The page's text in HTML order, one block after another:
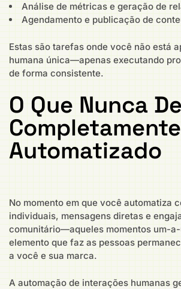
Análise de métricas e geração de
Agendamento e publicação de
Estas são tarefas onde você não está
humana única—apenas executando
de forma consistente.
O Que Nunca
Completamente
Automatizado
No momento em que você automatiza
individuais, mensagens diretas e
comunitário—aqueles momentos um-
elemento que faz as pessoas
a você e sua marca.
A automação de interações humanas